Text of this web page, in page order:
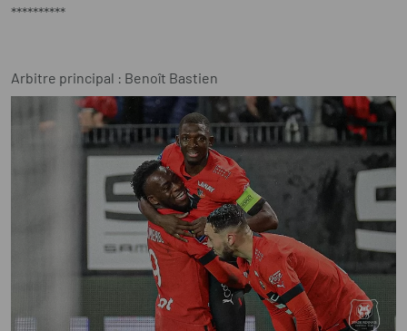
**********
Arbitre principal : Benoît Bastien